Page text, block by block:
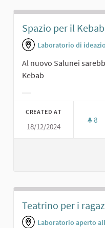
Spazio per il Kebab
Laboratorio di
Al nuovo Salunei
Kebab
CREATED AT
18/12/2024
8
Teatrino per i
Laboratorio aperto